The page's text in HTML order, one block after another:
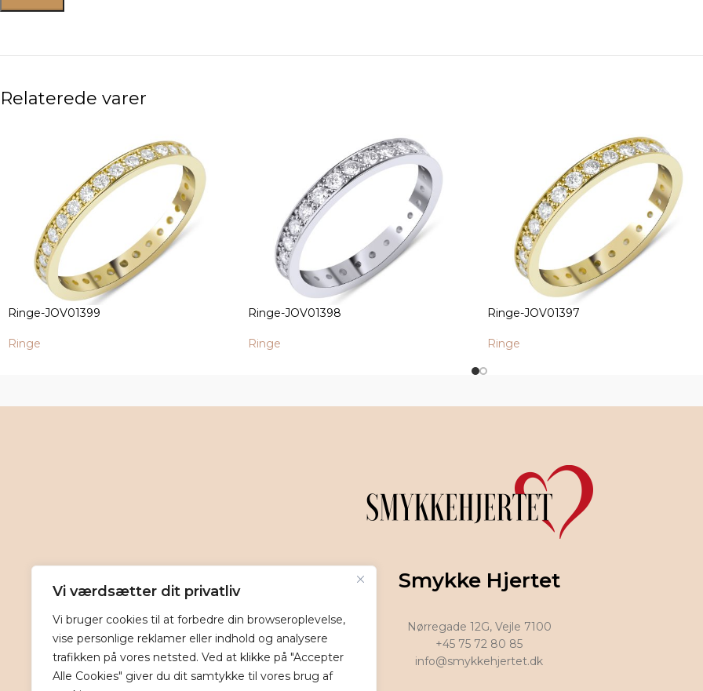
Vi værdsætter dit privatliv
Vi bruger cookies til at forbedre din browseroplevelse,
vise personlige reklamer eller indhold og analysere
trafikken på vores netsted. Ved at klikke på "Accepter
Alle Cookies" giver du dit samtykke til vores brug af
Relaterede varer
Ringe-JOV01399
Ringe
Ringe-JOV01398
Ringe
Ringe-JOV01397
Ringe
Smykke Hjertet
Nørregade 12G, Vejle 7100
+45 75 72 80 85
info@smykkehjertet.dk